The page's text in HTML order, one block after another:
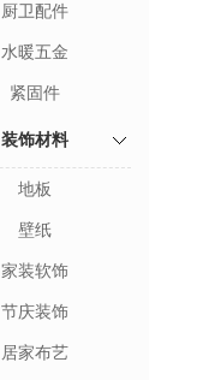
厨卫配件
水暖五金
紧固件
装饰材料
地板
壁纸
家装软饰
节庆装饰
居家布艺